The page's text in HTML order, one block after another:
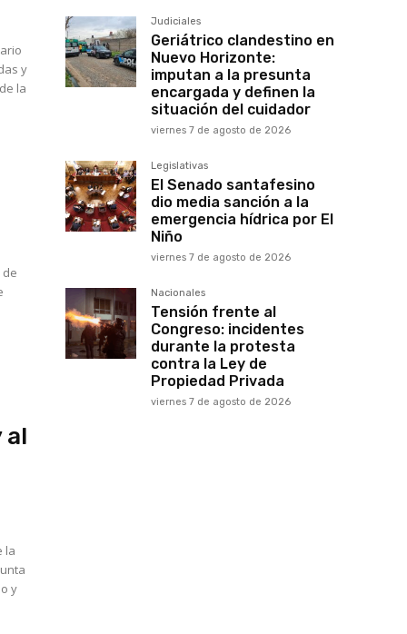
y
la
de
al
la
y
Judiciales
Geriátrico clandestino en
Nuevo Horizonte:
imputan a la presunta
encargada y definen la
situación del cuidador
viernes 7 de agosto de 2026
Legislativas
El Senado santafesino
dio media sanción a la
emergencia hídrica por El
Niño
viernes 7 de agosto de 2026
Nacionales
Tensión frente al
Congreso: incidentes
durante la protesta
contra la Ley de
Propiedad Privada
viernes 7 de agosto de 2026